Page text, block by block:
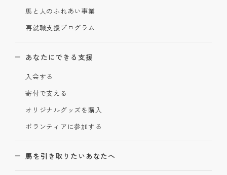
馬と人のふれあい事業
再就職支援プログラム
あなたにできる支援
入会する
寄付で支える
オリジナルグッズを購入
ボランティアに参加する
馬を引き取りたいあなたへ